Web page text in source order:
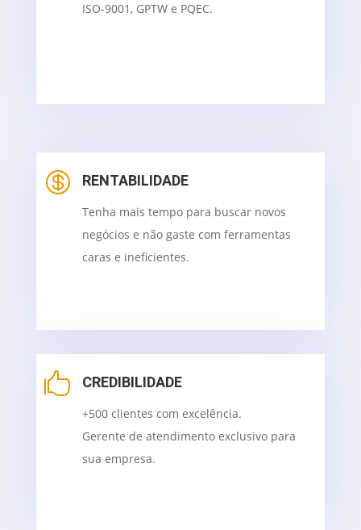
ISO-9001, GPTW e PQEC.
 RENTABILIDADE
Tenha mais tempo para buscar novos
negócios e não gaste com ferramentas
caras e ineficientes.
 CREDIBILIDADE
+500 clientes com excelência.
Gerente de atendimento exclusivo para
sua empresa.